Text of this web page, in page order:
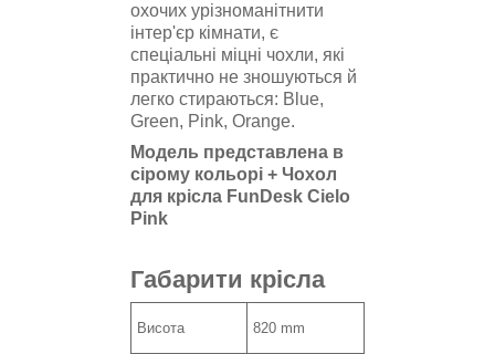
охочих урізноманітнити
інтер'єр кімнати, є
спеціальні міцні чохли, які
практично не зношуються й
легко стираються: Blue,
Green, Pink, Orange.
Модель представлена в
сірому кольорі + Чохол
для крісла FunDesk Cielo
Pink
Габарити крісла
Висота 820 mm